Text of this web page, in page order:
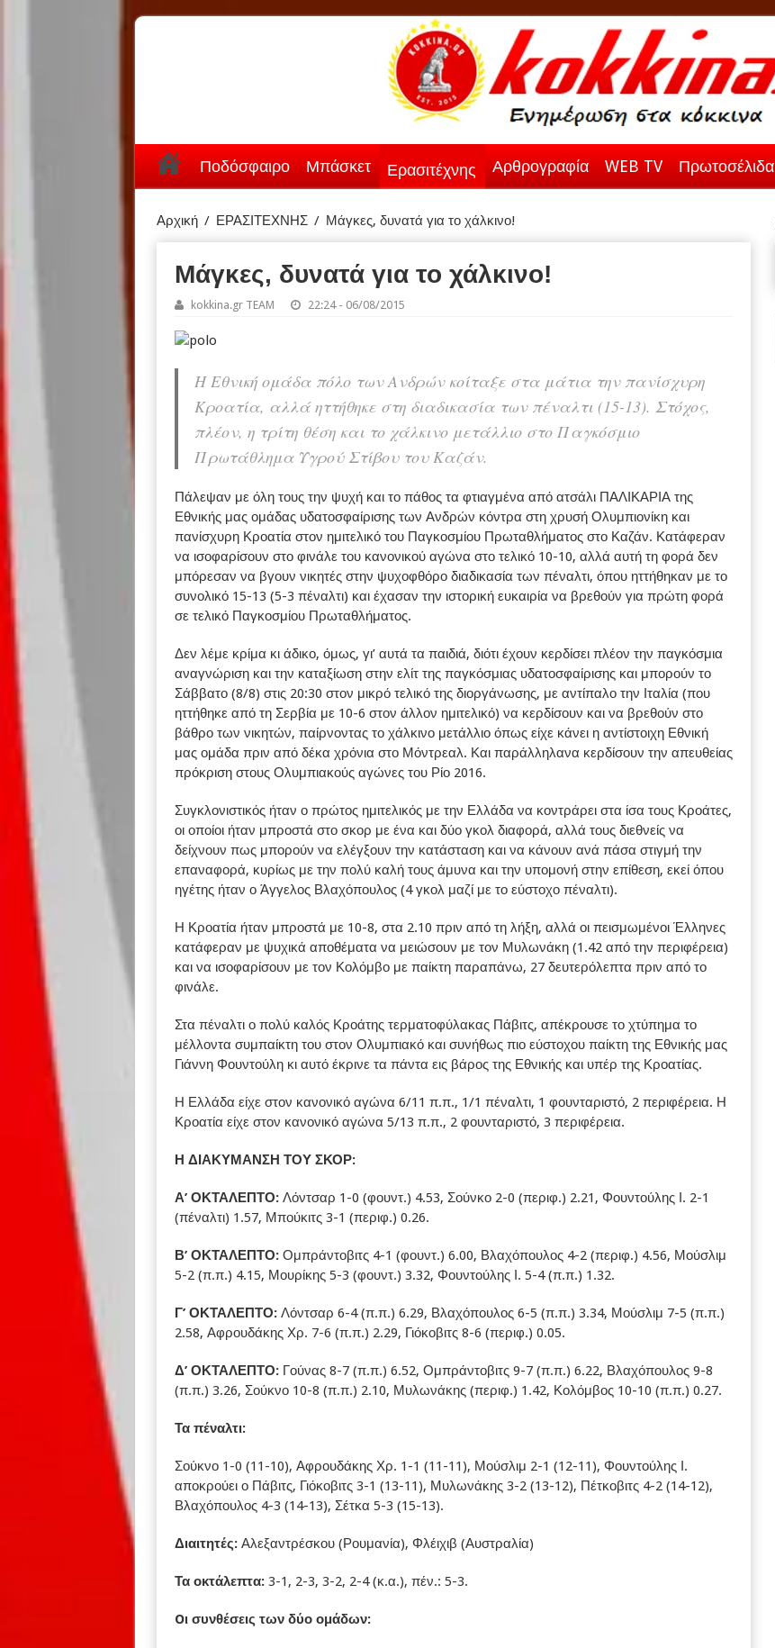
Ποδόσφαιρο Μπάσκετ Ερασιτέχνης Αρθρογραφία WEB TV Πρωτοσέλιδα
Αρχική / ΕΡΑΣΙΤΕΧΝΗΣ / Μάγκες, δυνατά για το χάλκινο!
Μάγκες, δυνατά για το χάλκινο!
kokkina.gr TEAM 22:24 - 06/08/2015
Η Εθνική ομάδα πόλο των Ανδρών κοίταξε στα μάτια την πανίσχυρη
Κροατία, αλλά ηττήθηκε στη διαδικασία των πέναλτι (15-13). Στόχος,
πλέον, η τρίτη θέση και το χάλκινο μετάλλιο στο Παγκόσμιο
Πρωτάθλημα Υγρού Στίβου του Καζάν.
Πάλεψαν με όλη τους την ψυχή και το πάθος τα φτιαγμένα από ατσάλι ΠΑΛΙΚΑΡΙΑ της
Εθνικής μας ομάδας υδατοσφαίρισης των Ανδρών κόντρα στη χρυσή Ολυμπιονίκη και
πανίσχυρη Κροατία στον ημιτελικό του Παγκοσμίου Πρωταθλήματος στο Καζάν. Κατάφεραν
να ισοφαρίσουν στο φινάλε του κανονικού αγώνα στο τελικό 10-10, αλλά αυτή τη φορά δεν
μπόρεσαν να βγουν νικητές στην ψυχοφθόρο διαδικασία των πέναλτι, όπου ηττήθηκαν με το
συνολικό 15-13 (5-3 πέναλτι) και έχασαν την ιστορική ευκαιρία να βρεθούν για πρώτη φορά
σε τελικό Παγκοσμίου Πρωταθλήματος.
Δεν λέμε κρίμα κι άδικο, όμως, γι’ αυτά τα παιδιά, διότι έχουν κερδίσει πλέον την παγκόσμια
αναγνώριση και την καταξίωση στην ελίτ της παγκόσμιας υδατοσφαίρισης και μπορούν το
Σάββατο (8/8) στις 20:30 στον μικρό τελικό της διοργάνωσης, με αντίπαλο την Ιταλία (που
ηττήθηκε από τη Σερβία με 10-6 στον άλλον ημιτελικό) να κερδίσουν και να βρεθούν στο
βάθρο των νικητών, παίρνοντας το χάλκινο μετάλλιο όπως είχε κάνει η αντίστοιχη Εθνική
μας ομάδα πριν από δέκα χρόνια στο Μόντρεαλ. Και παράλληλανα κερδίσουν την απευθείας
πρόκριση στους Ολυμπιακούς αγώνες του Ρίο 2016.
Συγκλονιστικός ήταν ο πρώτος ημιτελικός με την Ελλάδα να κοντράρει στα ίσα τους Κροάτες,
οι οποίοι ήταν μπροστά στο σκορ με ένα και δύο γκολ διαφορά, αλλά τους διεθνείς να
δείχνουν πως μπορούν να ελέγξουν την κατάσταση και να κάνουν ανά πάσα στιγμή την
επαναφορά, κυρίως με την πολύ καλή τους άμυνα και την υπομονή στην επίθεση, εκεί όπου
ηγέτης ήταν ο Άγγελος Βλαχόπουλος (4 γκολ μαζί με το εύστοχο πέναλτι).
Η Κροατία ήταν μπροστά με 10-8, στα 2.10 πριν από τη λήξη, αλλά οι πεισμωμένοι Έλληνες
κατάφεραν με ψυχικά αποθέματα να μειώσουν με τον Μυλωνάκη (1.42 από την περιφέρεια)
και να ισοφαρίσουν με τον Κολόμβο με παίκτη παραπάνω, 27 δευτερόλεπτα πριν από το
φινάλε.
Στα πέναλτι ο πολύ καλός Κροάτης τερματοφύλακας Πάβιτς, απέκρουσε το χτύπημα το
μέλλοντα συμπαίκτη του στον Ολυμπιακό και συνήθως πιο εύστοχου παίκτη της Εθνικής μας
Γιάννη Φουντούλη κι αυτό έκρινε τα πάντα εις βάρος της Εθνικής και υπέρ της Κροατίας.
Η Ελλάδα είχε στον κανονικό αγώνα 6/11 π.π., 1/1 πέναλτι, 1 φουνταριστό, 2 περιφέρεια. Η
Κροατία είχε στον κανονικό αγώνα 5/13 π.π., 2 φουνταριστό, 3 περιφέρεια.
Η ΔΙΑΚΥΜΑΝΣΗ ΤΟΥ ΣΚΟΡ:
Α’ ΟΚΤΑΛΕΠΤΟ:Λόντσαρ 1-0 (φουντ.) 4.53, Σούνκο 2-0 (περιφ.) 2.21, Φουντούλης Ι. 2-1
(πέναλτι) 1.57, Μπούκιτς 3-1 (περιφ.) 0.26.
Β’ ΟΚΤΑΛΕΠΤΟ:Ομπράντοβιτς 4-1 (φουντ.) 6.00, Βλαχόπουλος 4-2 (περιφ.) 4.56, Μούσλιμ
5-2 (π.π.) 4.15, Μουρίκης 5-3 (φουντ.) 3.32, Φουντούλης Ι. 5-4 (π.π.) 1.32.
Γ’ ΟΚΤΑΛΕΠΤΟ:Λόντσαρ 6-4 (π.π.) 6.29, Βλαχόπουλος 6-5 (π.π.) 3.34, Μούσλιμ 7-5 (π.π.)
2.58, Αφρουδάκης Χρ. 7-6 (π.π.) 2.29, Γιόκοβιτς 8-6 (περιφ.) 0.05.
Δ’ ΟΚΤΑΛΕΠΤΟ:Γούνας 8-7 (π.π.) 6.52, Ομπράντοβιτς 9-7 (π.π.) 6.22, Βλαχόπουλος 9-8
(π.π.) 3.26, Σούκνο 10-8 (π.π.) 2.10, Μυλωνάκης (περιφ.) 1.42, Κολόμβος 10-10 (π.π.) 0.27.
Τα πέναλτι:
Σούκνο 1-0 (11-10), Αφρουδάκης Χρ. 1-1 (11-11), Μούσλιμ 2-1 (12-11), Φουντούλης Ι.
αποκρούει ο Πάβιτς, Γιόκοβιτς 3-1 (13-11), Μυλωνάκης 3-2 (13-12), Πέτκοβιτς 4-2 (14-12),
Βλαχόπουλος 4-3 (14-13), Σέτκα 5-3 (15-13).
Διαιτητές:Αλεξαντρέσκου (Ρουμανία), Φλέιχιβ (Αυστραλία)
Τα οκτάλεπτα:3-1, 2-3, 3-2, 2-4 (κ.α.), πέν.: 5-3.
Oι συνθέσεις των δύο ομάδων: